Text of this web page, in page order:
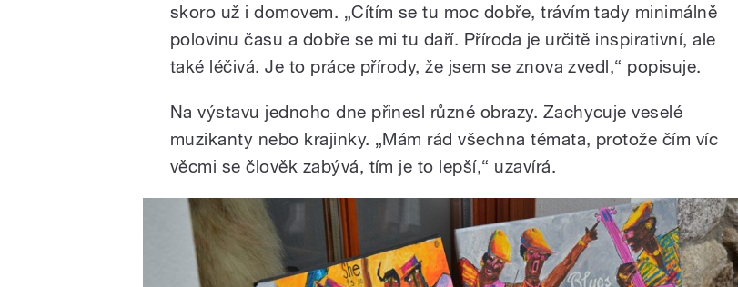
skoro už i domovem. „Cítím se tu moc dobře, trávím tady minimálně
polovinu času a dobře se mi tu daří. Příroda je určitě inspirativní, ale
také léčivá. Je to práce přírody, že jsem se znova zvedl,“ popisuje.
Na výstavu jednoho dne přinesl různé obrazy. Zachycuje veselé
muzikanty nebo krajinky. „Mám rád všechna témata, protože čím víc
věcmi se člověk zabývá, tím je to lepší,“ uzavírá.